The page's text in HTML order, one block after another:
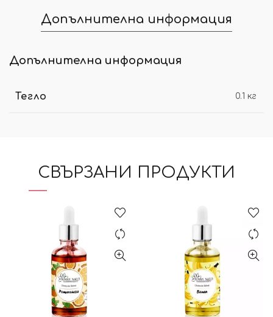
Допълнителна информация
Допълнителна информация
Тегло 0.1 кг
СВЪРЗАНИ ПРОДУКТИ